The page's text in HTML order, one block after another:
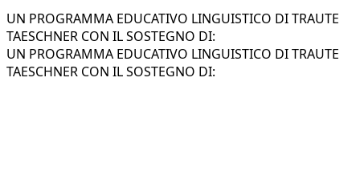
UN PROGRAMMA EDUCATIVO LINGUISTICO DI TRAUTE
TAESCHNER CON IL SOSTEGNO DI:
UN PROGRAMMA EDUCATIVO LINGUISTICO DI TRAUTE
TAESCHNER CON IL SOSTEGNO DI: